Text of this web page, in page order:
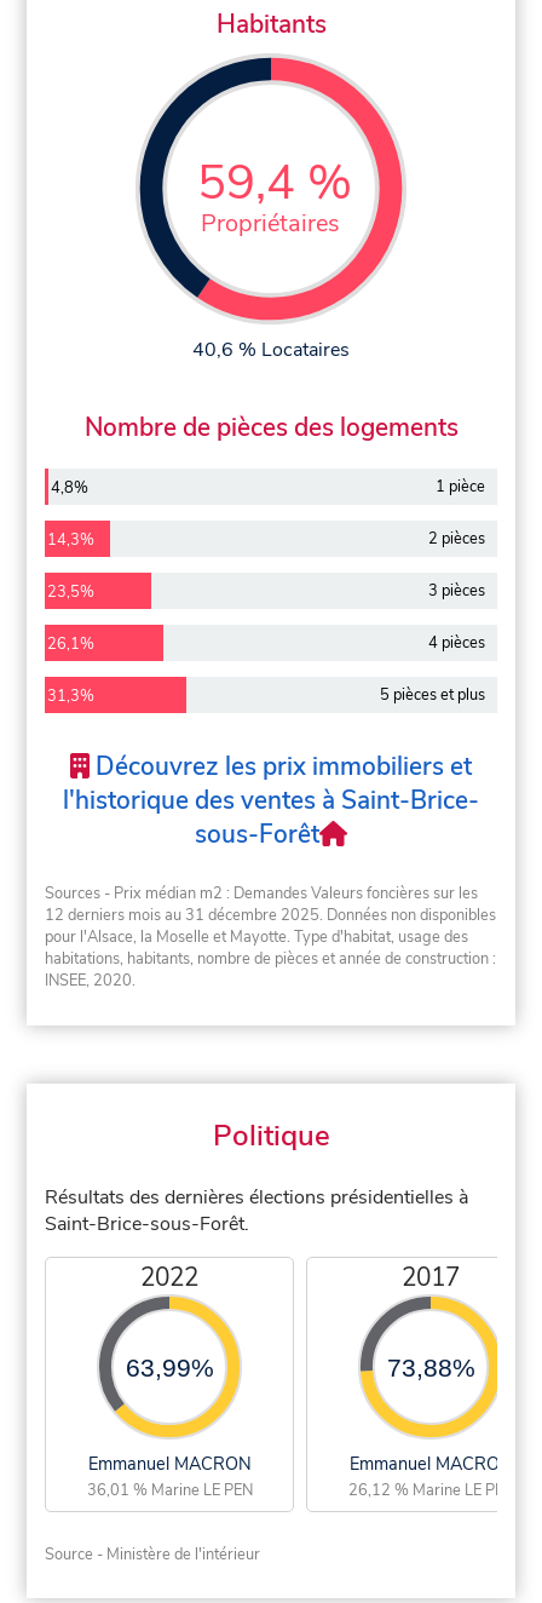
Habitants
59,4 %
Propriétaires
40,6 % Locataires
Nombre de pièces des logements
4,8% 1 pièce
14,3% 2 pièces
23,5% 3 pièces
26,1% 4 pièces
31,3% 5 pièces et plus
Découvrez les prix immobiliers et
l'historique des ventes à Saint-Brice-
sous-Forêt
Sources - Prix médian m2 : Demandes Valeurs foncières sur les
12 derniers mois au 31 décembre 2025. Données non disponibles
pour l'Alsace, la Moselle et Mayotte. Type d'habitat, usage des
habitations, habitants, nombre de pièces et année de construction :
INSEE, 2020.
Politique
Résultats des dernières élections présidentielles à
Saint-Brice-sous-Forêt.
2022
63,99%
Emmanuel MACRON
36,01 % Marine LE PEN
2017
73,88%
Emmanuel MACRON
26,12 % Marine LE PEN
Source - Ministère de l'intérieur